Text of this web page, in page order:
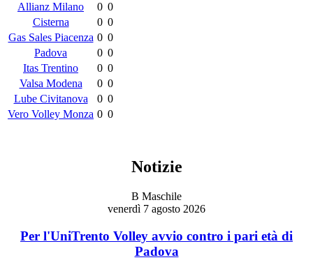
Allianz Milano
0 0
Cisterna
0 0
Gas Sales Piacenza 0 0
Padova
0 0
Itas Trentino
0 0
Valsa Modena
0 0
Lube Civitanova
0 0
Vero Volley Monza 0 0
Notizie
B Maschile
venerdì 7 agosto 2026
Per l'UniTrento Volley avvio contro i pari età di
Padova